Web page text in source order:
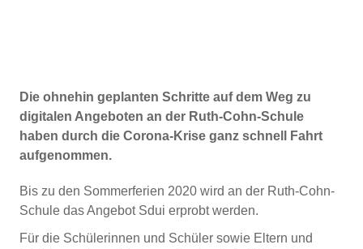
Die ohnehin geplanten Schritte auf dem Weg zu
digitalen Angeboten an der Ruth-Cohn-Schule
haben durch die Corona-Krise ganz schnell Fahrt
aufgenommen.
Bis zu den Sommerferien 2020 wird an der Ruth-Cohn-
Schule das Angebot Sdui erprobt werden.
Für die Schülerinnen und Schüler sowie Eltern und